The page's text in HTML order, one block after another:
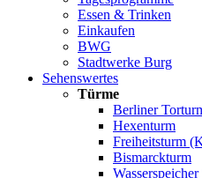
Essen & Trinken
Einkaufen
BWG
Stadtwerke Burg
Sehenswertes
Türme
Berliner
Hexenturm
Freiheitsturm
Bismarckturm